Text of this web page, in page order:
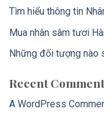
Tìm hiểu thông tin
Mua nhân sâm tươi
Những đối tượng nào
Recent
A WordPress